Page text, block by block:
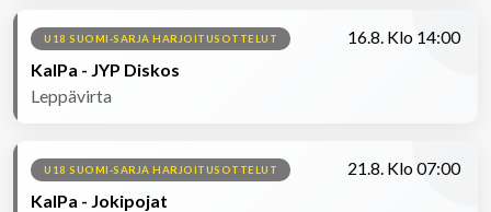
U18 SUOMI-SARJA HARJOITUSOTTELUT
16.8. Klo 14:00
KalPa - JYP Diskos
Leppävirta
U18 SUOMI-SARJA HARJOITUSOTTELUT
21.8. Klo 07:00
KalPa - Jokipojat